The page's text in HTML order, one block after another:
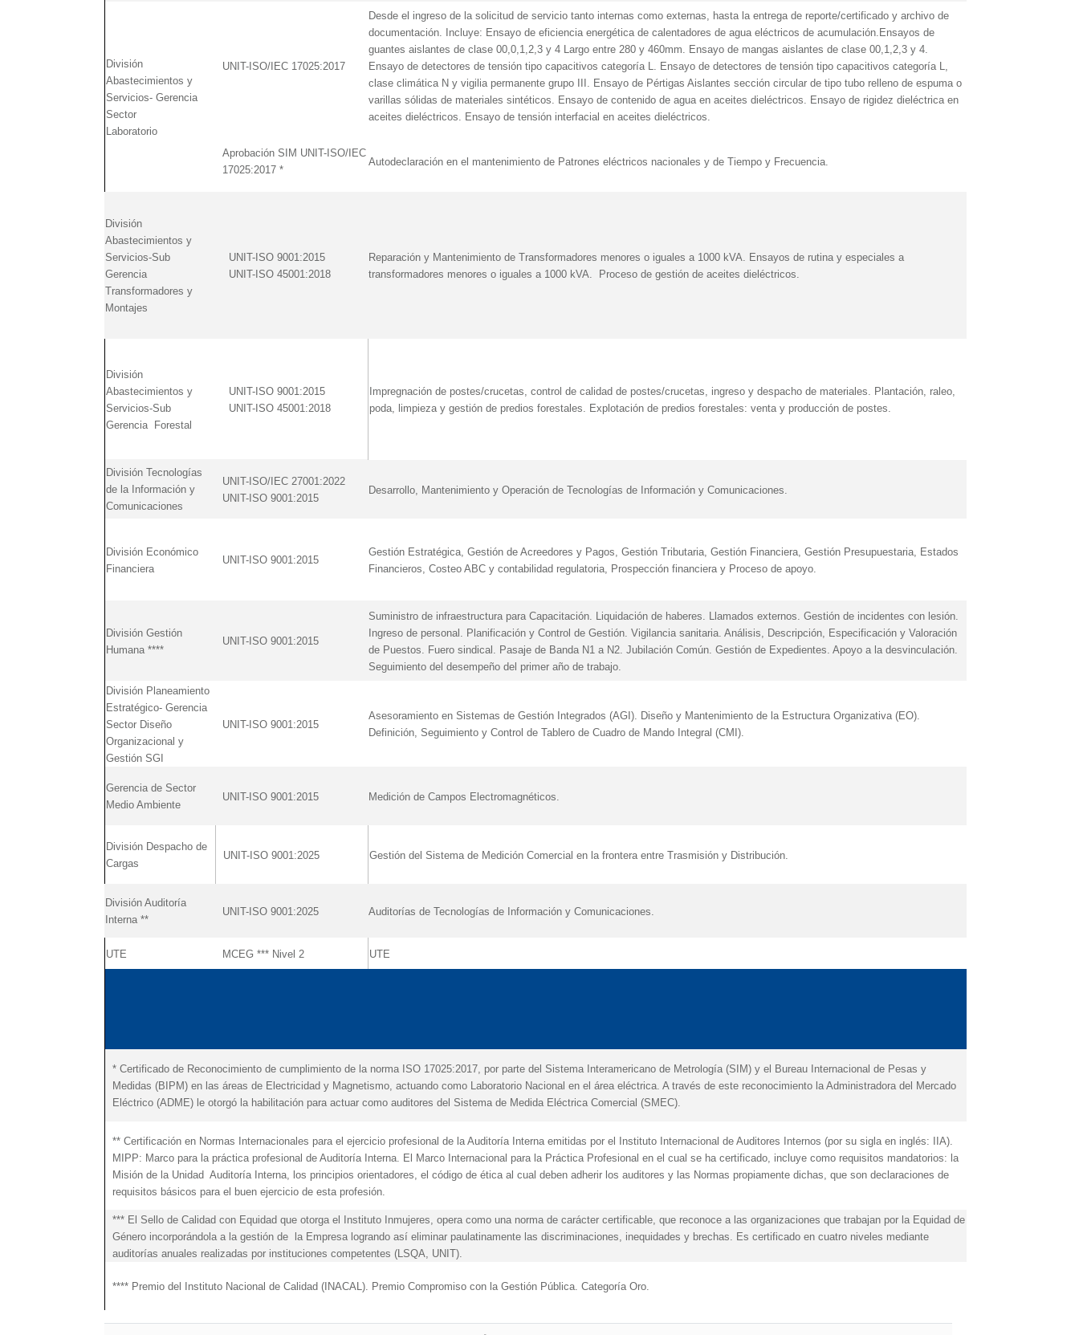
División
Abastecimientos y
Servicios- Gerencia
Sector
Laboratorio
UNIT-ISO/IEC 17025:2017
Desde el ingreso de la solicitud de servicio tanto internas como externas, hasta la entrega de reporte/certificado y archivo de
documentación. Incluye: Ensayo de eficiencia energética de calentadores de agua eléctricos de acumulación.Ensayos de
guantes aislantes de clase 00,0,1,2,3 y 4 Largo entre 280 y 460mm. Ensayo de mangas aislantes de clase 00,1,2,3 y 4.
Ensayo de detectores de tensión tipo capacitivos categoría L. Ensayo de detectores de tensión tipo capacitivos categoría L,
clase climática N y vigilia permanente grupo III. Ensayo de Pértigas Aislantes sección circular de tipo tubo relleno de espuma o
varillas sólidas de materiales sintéticos. Ensayo de contenido de agua en aceites dieléctricos. Ensayo de rigidez dieléctrica en
aceites dieléctricos. Ensayo de tensión interfacial en aceites dieléctricos.
Aprobación SIM UNIT-ISO/IEC
17025:2017 *
Autodeclaración en el mantenimiento de Patrones eléctricos nacionales y de Tiempo y Frecuencia.
División
Abastecimientos y
Servicios-Sub
Gerencia
Transformadores y
Montajes
UNIT-ISO 9001:2015
UNIT-ISO 45001:2018
Reparación y Mantenimiento de Transformadores menores o iguales a 1000 kVA. Ensayos de rutina y especiales a
transformadores menores o iguales a 1000 kVA. Proceso de gestión de aceites dieléctricos.
División
Abastecimientos y
Servicios-Sub
Gerencia Forestal
UNIT-ISO 9001:2015
UNIT-ISO 45001:2018
Impregnación de postes/crucetas, control de calidad de postes/crucetas, ingreso y despacho de materiales. Plantación, raleo,
poda, limpieza y gestión de predios forestales. Explotación de predios forestales: venta y producción de postes.
División Tecnologías
de la Información y
Comunicaciones
UNIT-ISO/IEC 27001:2022
UNIT-ISO 9001:2015
Desarrollo, Mantenimiento y Operación de Tecnologías de Información y Comunicaciones.
División Económico
Financiera
UNIT-ISO 9001:2015
Gestión Estratégica, Gestión de Acreedores y Pagos, Gestión Tributaria, Gestión Financiera, Gestión Presupuestaria, Estados
Financieros, Costeo ABC y contabilidad regulatoria, Prospección financiera y Proceso de apoyo.
División Gestión
Humana ****
UNIT-ISO 9001:2015
Suministro de infraestructura para Capacitación. Liquidación de haberes. Llamados externos. Gestión de incidentes con lesión.
Ingreso de personal. Planificación y Control de Gestión. Vigilancia sanitaria. Análisis, Descripción, Especificación y Valoración
de Puestos. Fuero sindical. Pasaje de Banda N1 a N2. Jubilación Común. Gestión de Expedientes. Apoyo a la desvinculación.
Seguimiento del desempeño del primer año de trabajo.
División Planeamiento
Estratégico- Gerencia
Sector Diseño
Organizacional y
Gestión SGI
UNIT-ISO 9001:2015
Asesoramiento en Sistemas de Gestión Integrados (AGI). Diseño y Mantenimiento de la Estructura Organizativa (EO).
Definición, Seguimiento y Control de Tablero de Cuadro de Mando Integral (CMI).
Gerencia de Sector
Medio Ambiente
UNIT-ISO 9001:2015 Medición de Campos Electromagnéticos.
División Despacho de
Cargas
UNIT-ISO 9001:2025 Gestión del Sistema de Medición Comercial en la frontera entre Trasmisión y Distribución.
División Auditoría
Interna **
UNIT-ISO 9001:2025 Auditorías de Tecnologías de Información y Comunicaciones.
UTE MCEG *** Nivel 2 UTE
* Certificado de Reconocimiento de cumplimiento de la norma ISO 17025:2017, por parte del Sistema Interamericano de Metrología (SIM) y el Bureau Internacional de Pesas y
Medidas (BIPM) en las áreas de Electricidad y Magnetismo, actuando como Laboratorio Nacional en el área eléctrica. A través de este reconocimiento la Administradora del Mercado
Eléctrico (ADME) le otorgó la habilitación para actuar como auditores del Sistema de Medida Eléctrica Comercial (SMEC).
** Certificación en Normas Internacionales para el ejercicio profesional de la Auditoría Interna emitidas por el Instituto Internacional de Auditores Internos (por su sigla en inglés: IIA).
MIPP: Marco para la práctica profesional de Auditoría Interna. El Marco Internacional para la Práctica Profesional en el cual se ha certificado, incluye como requisitos mandatorios: la
Misión de la Unidad Auditoría Interna, los principios orientadores, el código de ética al cual deben adherir los auditores y las Normas propiamente dichas, que son declaraciones de
requisitos básicos para el buen ejercicio de esta profesión.
*** El Sello de Calidad con Equidad que otorga el Instituto Inmujeres, opera como una norma de carácter certificable, que reconoce a las organizaciones que trabajan por la Equidad de
Género incorporándola a la gestión de la Empresa logrando así eliminar paulatinamente las discriminaciones, inequidades y brechas. Es certificado en cuatro niveles mediante
auditorías anuales realizadas por instituciones competentes (LSQA, UNIT).
**** Premio del Instituto Nacional de Calidad (INACAL). Premio Compromiso con la Gestión Pública. Categoría Oro.